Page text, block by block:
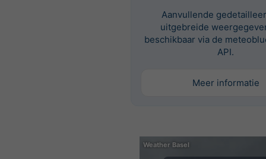
Aanvullende
uitgebreide
beschikbaar via de
API.
Meer informatie